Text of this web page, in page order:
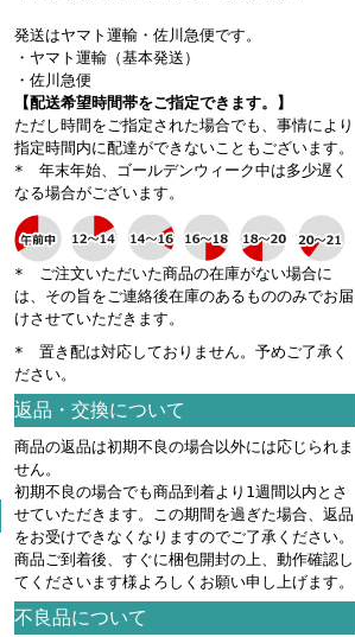
発送はヤマト運輸・佐川急便です。
・ヤマト運輸（基本発送）
・佐川急便
【配送希望時間帯をご指定できます。】
ただし時間をご指定された場合でも、事情により
指定時間内に配達ができないこともございます。
* 年末年始、ゴールデンウィーク中は多少遅く
なる場合がございます。
* ご注文いただいた商品の在庫がない場合に
は、その旨をご連絡後在庫のあるもののみでお届
けさせていただきます。
* 置き配は対応しておりません。予めご了承く
ださい。
返品・交換について
商品の返品は初期不良の場合以外には応じられま
せん。
初期不良の場合でも商品到着より1週間以内とさ
せていただきます。この期間を過ぎた場合、返品
をお受けできなくなりますのでご了承ください。
商品ご到着後、すぐに梱包開封の上、動作確認し
てくださいます様よろしくお願い申し上げます。
不良品について